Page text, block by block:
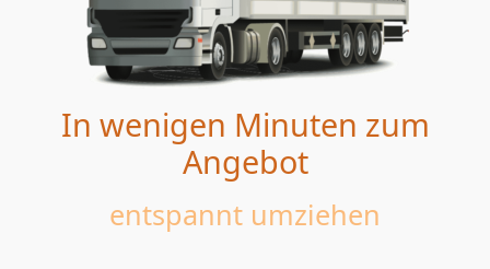
In wenigen Minuten zum
Angebot
entspannt umziehen